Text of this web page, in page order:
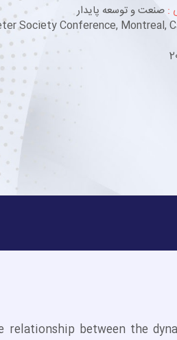
: صنعت و توسعه پایدار
Society Conference, Montreal,
relationship between the